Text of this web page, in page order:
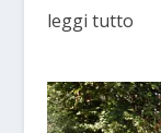
leggi tutto